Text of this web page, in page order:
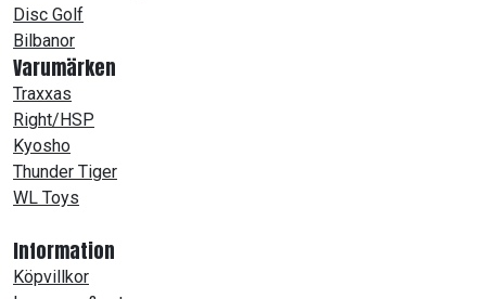
Disc Golf
Bilbanor
Varumärken
Traxxas
Right/HSP
Kyosho
Thunder Tiger
WL Toys
Information
Köpvillkor